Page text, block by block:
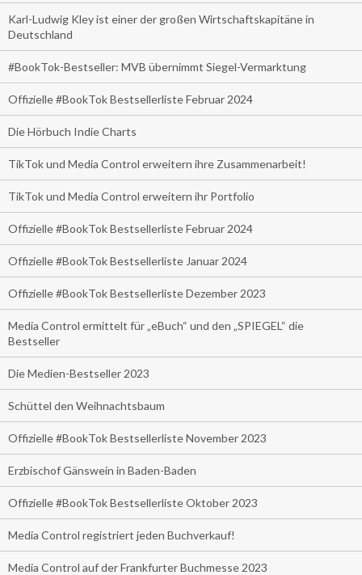
Karl-Ludwig Kley ist einer der großen Wirtschaftskapitäne in
Deutschland
#BookTok-Bestseller: MVB übernimmt Siegel-Vermarktung
Offizielle #BookTok Bestsellerliste Februar 2024
Die Hörbuch Indie Charts
TikTok und Media Control erweitern ihre Zusammenarbeit!
TikTok und Media Control erweitern ihr Portfolio
Offizielle #BookTok Bestsellerliste Februar 2024
Offizielle #BookTok Bestsellerliste Januar 2024
Offizielle #BookTok Bestsellerliste Dezember 2023
Media Control ermittelt für „eBuch“ und den „SPIEGEL“ die
Bestseller
Die Medien-Bestseller 2023
Schüttel den Weihnachtsbaum
Offizielle #BookTok Bestsellerliste November 2023
Erzbischof Gänswein in Baden-Baden
Offizielle #BookTok Bestsellerliste Oktober 2023
Media Control registriert jeden Buchverkauf!
Media Control auf der Frankfurter Buchmesse 2023